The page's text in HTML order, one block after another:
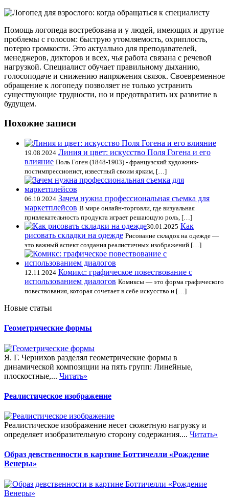
Помощь логопеда востребована и у людей, имеющих и другие
проблемы с голосом: быструю утомляемость, охриплость,
потерю громкости. Это актуально для преподавателей,
менеджеров, дикторов и всех, чья работа связана с речевой
нагрузкой. Специалист обучает правильному дыханию,
голосоподаче и снижению напряжения связок. Своевременное
обращение к логопеду позволяет не только устранить
существующие трудности, но и предотвратить их развитие в
будущем.
Похожие записи
19.08.2024 Линия и цвет: искусство Поля Гогена и его
влияние Поль Гоген (1848-1903) - французский художник-
постимпрессионист, известный своим ярким, […]
06.10.2024 Зачем нужна профессиональная съемка для
маркетплейсов В мире онлайн-торговли, где визуальная
привлекательность продукта играет решающую роль, […]
30.01.2025 Как
рисовать складки на одежде Рисование складок на одежде —
это важный аспект создания реалистичных изображений […]
12.11.2024 Комикс: графическое повествование с
использованием диалогов Комиксы — это форма графического
повествования, которая сочетает в себе искусство и […]
Новые статьи
Геометрические формы
Я. Г. Чернихов разделял геометрические формы в
динамической композиции на пять групп: Линейные,
плоскостные,... Читать»
Реалистическое изображение
Реалистическое изображение несет сюжетную нагрузку и
определяет изобразительную сторону содержания.... Читать»
Образ девственности в картине Боттичелли «Рождение
Венеры»